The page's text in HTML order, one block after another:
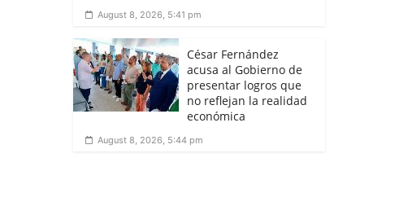
August 8, 2026, 5:41 pm
César Fernández
acusa al Gobierno de
presentar logros que
no reflejan la realidad
económica
August 8, 2026, 5:44 pm